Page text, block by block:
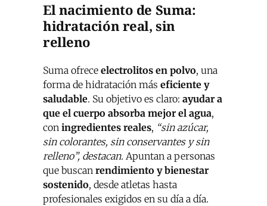
El nacimiento de Suma:
hidratación real, sin
relleno
Suma ofrece electrolitos en polvo, una
forma de hidratación más eficiente y
saludable. Su objetivo es claro: ayudar a
que el cuerpo absorba mejor el agua,
con ingredientes reales, “sin azúcar,
sin colorantes, sin conservantes y sin
relleno”, destacan. Apuntan a personas
que buscan rendimiento y bienestar
sostenido, desde atletas hasta
profesionales exigidos en su día a día.